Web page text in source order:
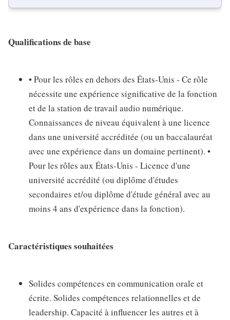
Qualifications de base
• Pour les rôles en dehors des États-Unis - Ce rôle
nécessite une expérience significative de la fonction
et de la station de travail audio numérique.
Connaissances de niveau équivalent à une licence
dans une université accréditée (ou un baccalauréat
avec une expérience dans un domaine pertinent). •
Pour les rôles aux États-Unis - Licence d'une
université accrédité (ou diplôme d'études
secondaires et/ou diplôme d'étude général avec au
moins 4 ans d'expérience dans la fonction).
Caractéristiques souhaitées
Solides compétences en communication orale et
écrite. Solides compétences relationnelles et de
leadership. Capacité à influencer les autres et à